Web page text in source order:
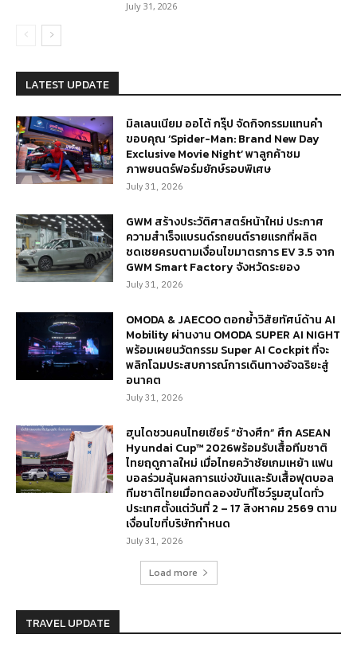
July 31, 2026
LATEST UPDATE
มิลเลนเนียม ออโต้ กรุ๊ป จัดกิจกรรมแทนคำ
ขอบคุณ ‘Spider-Man: Brand New Day
Exclusive Movie Night’ พาลูกค้าชม
ภาพยนตร์ฟอร์มยักษ์รอบพิเศษ
July 31, 2026
GWM สร้างประวัติศาสตร์หน้าใหม่ ประกาศ
ความสำเร็จแบรนด์รถยนต์รายแรกที่ผลิต
ชดเชยครบตามเงื่อนไขมาตรการ EV 3.5 จาก
GWM Smart Factory จังหวัดระยอง
July 31, 2026
OMODA & JAECOO ตอกย้ำวิสัยทัศน์ด้าน AI
Mobility ผ่านงาน OMODA SUPER AI NIGHT
พร้อมเผยนวัตกรรม Super AI Cockpit ที่จะ
พลิกโฉมประสบการณ์การเดินทางอัจฉริยะสู่
อนาคต
July 31, 2026
ฮุนไดชวนคนไทยเชียร์ “ช้างศึก” ศึก ASEAN
Hyundai Cup™ 2026พร้อมรับเสื้อทีมชาติ
ไทยฤดูกาลใหม่ เมื่อไทยคว้าชัยเกมเหย้า แฟน
บอลร่วมลุ้นผลการแข่งขันและรับเสื้อฟุตบอล
ทีมชาติไทยเมื่อทดลองขับที่โชว์รูมฮุนไดทั่ว
ประเทศตั้งแต่วันที่ 2 – 17 สิงหาคม 2569 ตาม
เงื่อนไขที่บริษัทกำหนด
July 31, 2026
Load more
TRAVEL UPDATE